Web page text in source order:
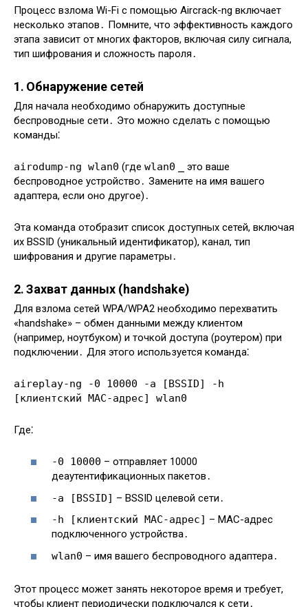
Процесс взлома Wi-Fi с помощью Aircrack-ng включает
несколько этапов․ Помните, что эффективность каждого
этапа зависит от многих факторов, включая силу сигнала,
тип шифрования и сложность пароля․
1․ Обнаружение сетей
Для начала необходимо обнаружить доступные
беспроводные сети․ Это можно сделать с помощью
команды⁚
airodump-ng wlan0 (где wlan0 ⎯ это ваше
беспроводное устройство․ Замените на имя вашего
адаптера, если оно другое)․
Эта команда отобразит список доступных сетей, включая
их BSSID (уникальный идентификатор), канал, тип
шифрования и другие параметры․
2․ Захват данных (handshake)
Для взлома сетей WPA/WPA2 необходимо перехватить
«handshake» – обмен данными между клиентом
(например, ноутбуком) и точкой доступа (роутером) при
подключении․ Для этого используется команда⁚
aireplay-ng -0 10000 -a [BSSID] -h
[клиентский MAC-адрес] wlan0
Где⁚
-0 10000 – отправляет 10000
деаутентификационных пакетов․
-a [BSSID] – BSSID целевой сети․
-h [клиентский MAC-адрес] – MAC-адрес
подключенного устройства․
wlan0 – имя вашего беспроводного адаптера․
Этот процесс может занять некоторое время и требует,
чтобы клиент периодически подключался к сети․